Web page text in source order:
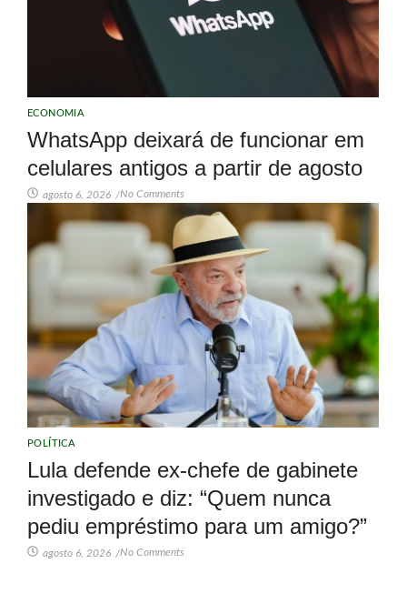
ECONOMIA
WhatsApp deixará de funcionar em
celulares antigos a partir de agosto
agosto 6, 2026 /No Comments
POLÍTICA
Lula defende ex-chefe de gabinete
investigado e diz: “Quem nunca
pediu empréstimo para um amigo?”
agosto 6, 2026 /No Comments